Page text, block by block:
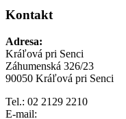
Kontakt
Adresa:
Kráľová pri Senci
Záhumenská 326/23
90050 Kráľová pri Senci
Tel.: 02 2129 2210
E-mail: